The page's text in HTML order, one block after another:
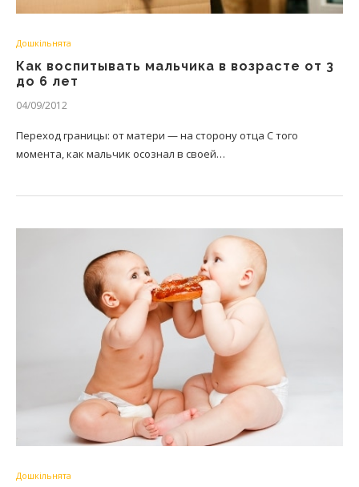
Дошкільнята
Как воспитывать мальчика в возрасте от 3
до 6 лет
04/09/2012
Переход границы: от матери — на сторону отца С того
момента, как мальчик осознал в своей…
Дошкільнята